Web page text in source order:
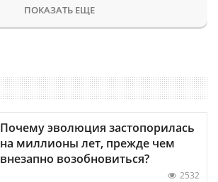
ПОКАЗАТЬ ЕЩЕ
Почему эволюция застопорилась
на миллионы лет, прежде чем
внезапно возобновиться?
2532